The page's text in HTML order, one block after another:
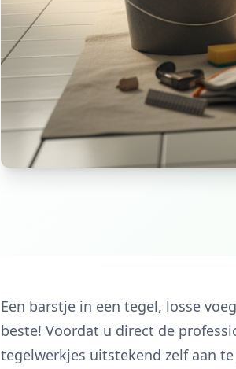
Een barstje in een tegel, losse
beste! Voordat u direct de
tegelwerkjes uitstekend zelf aan